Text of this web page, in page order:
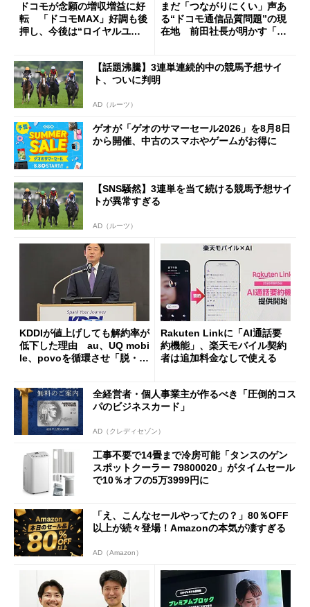
ドコモが念願の増収増益に好
転 「ドコモMAX」好調も後
押し、今後は“ロイヤルユー
まだ「つながりにくい」声あ
る“ドコモ通信品質問題”の現
在地 前田社長が明かす「道
【話題沸騰】3連単連続的中の競馬予想サイ
ト、ついに判明
AD（ルーツ）
ゲオが「ゲオのサマーセール2026」を8月8日
から開催、中古のスマホやゲームがお得に
【SNS騒然】3連単を当て続ける競馬予想サイ
トが異常すぎる
AD（ルーツ）
KDDIが値上げしても解約率が
低下した理由 au、UQ mobi
le、povoを循環させ「脱・販
Rakuten Linkに「AI通話要
約機能」、楽天モバイル契約
者は追加料金なしで使える
全経営者・個人事業主が作るべき「圧倒的コス
パのビジネスカード」
AD（クレディセゾン）
工事不要で14畳まで冷房可能「タンスのゲン
スポットクーラー 79800020」がタイムセール
で10％オフの5万3999円に
「え、こんなセールやってたの？」80％OFF
以上が続々登場！Amazonの本気が凄すぎる
AD（Amazon）